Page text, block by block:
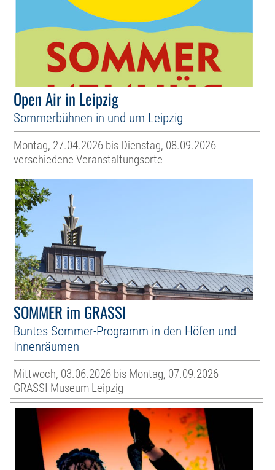
Open Air in Leipzig
Sommerbühnen in und um Leipzig
Montag, 27.04.2026 bis Dienstag, 08.09.2026
verschiedene Veranstaltungsorte
SOMMER im GRASSI
Buntes Sommer-Programm in den Höfen und
Innenräumen
Mittwoch, 03.06.2026 bis Montag, 07.09.2026
GRASSI Museum Leipzig